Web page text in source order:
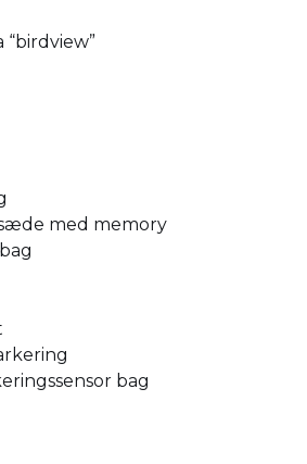
“birdview”
med memory
bag